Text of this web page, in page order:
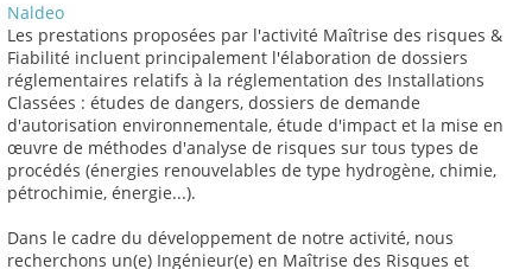
Naldeo
Les prestations proposées par l'activité Maîtrise des risques &
Fiabilité incluent principalement l'élaboration de dossiers
réglementaires relatifs à la réglementation des Installations
Classées : études de dangers, dossiers de demande
d'autorisation environnementale, étude d'impact et la mise en
œuvre de méthodes d'analyse de risques sur tous types de
procédés (énergies renouvelables de type hydrogène, chimie,
pétrochimie, énergie...).
Dans le cadre du développement de notre activité, nous
recherchons un(e) Ingénieur(e) en Maîtrise des Risques et